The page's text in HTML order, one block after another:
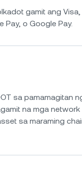
gamit ang Visa,
Pay, o Google Pay.
sa pamamagitan
na mga network
sa maraming